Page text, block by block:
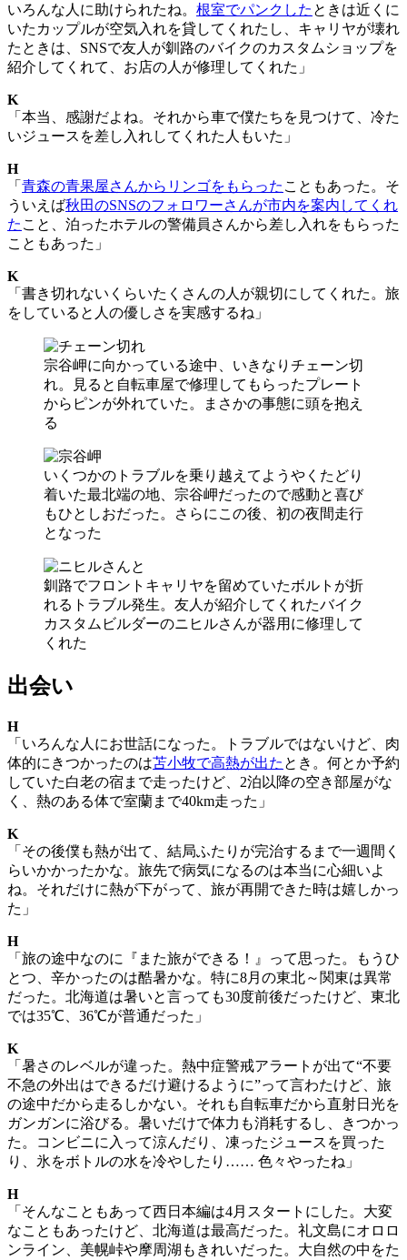
いろんな人に助けられたね。 根室でパンクした ときは近くに
いたカップルが空気入れを貸してくれたし、キャリヤが壊れ
たときは、SNSで友人が釧路のバイクのカスタムショップを
紹介してくれて、お店の人が修理してくれた」
K
「本当、感謝だよね。それから車で僕たちを見つけて、冷た
いジュースを差し入れしてくれた人もいた」
H
「 青森の青果屋さんからリンゴをもらった こともあった。そ
ういえば秋田のSNSのフォロワーさんが市内を案内してくれ
た こと、泊ったホテルの警備員さんから差し入れをもらった
こともあった」
K
「書き切れないくらいたくさんの人が親切にしてくれた。旅
をしていると人の優しさを実感するね」
宗谷岬に向かっている途中、いきなりチェーン切
れ。見ると自転車屋で修理してもらったプレート
からピンが外れていた。まさかの事態に頭を抱え
る
いくつかのトラブルを乗り越えてようやくたどり
着いた最北端の地、宗谷岬だったので感動と喜び
もひとしおだった。さらにこの後、初の夜間走行
となった
釧路でフロントキャリヤを留めていたボルトが折
れるトラブル発生。友人が紹介してくれたバイク
カスタムビルダーのニヒルさんが器用に修理して
くれた
出会い
H
「いろんな人にお世話になった。トラブルではないけど、肉
体的にきつかったのは苫小牧で高熱が出た とき。何とか予約
していた白老の宿まで走ったけど、2泊以降の空き部屋がな
く、熱のある体で室蘭まで40km走った」
K
「その後僕も熱が出て、結局ふたりが完治するまで一週間く
らいかかったかな。旅先で病気になるのは本当に心細いよ
ね。それだけに熱が下がって、旅が再開できた時は嬉しかっ
た」
H
「旅の途中なのに『また旅ができる！』って思った。もうひ
とつ、辛かったのは酷暑かな。特に8月の東北～関東は異常
だった。北海道は暑いと言っても30度前後だったけど、東北
では35℃、36℃が普通だった」
K
「暑さのレベルが違った。熱中症警戒アラートが出て“不要
不急の外出はできるだけ避けるように”って言わたけど、旅
の途中だから走るしかない。それも自転車だから直射日光を
ガンガンに浴びる。暑いだけで体力も消耗するし、きつかっ
た。コンビニに入って涼んだり、凍ったジュースを買った
り、氷をボトルの水を冷やしたり…… 色々やったね」
H
「そんなこともあって西日本編は4月スタートにした。大変
なこともあったけど、北海道は最高だった。礼文島にオロロ
ンライン、美幌峠や摩周湖もきれいだった。大自然の中をた